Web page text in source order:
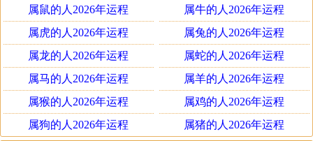
为什么说字画挂对了，有旺财催财的作用呢？重点就在选
的画的内容上面了。一般生活中，用摆放鱼缸可以催财
的，是因为水的作用。同样地，比如家里的正东或正北方
位欠缺，可在家里的正东或正北方位挂一幅有水的画，则
有一定的催财旺财作用，这的确是有用的。比如字来说，
可以挂一些有水或包含有水旁的，一样是可以起到一定的
作用的。
属鼠的人2026年运程
属牛的人2026年运程
属虎的人2026年运程
属兔的人2026年运程
属龙的人2026年运程
属蛇的人2026年运程
属马的人2026年运程
属羊的人2026年运程
属猴的人2026年运程
属鸡的人2026年运程
属狗的人2026年运程
属猪的人2026年运程